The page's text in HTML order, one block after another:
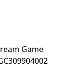
Game